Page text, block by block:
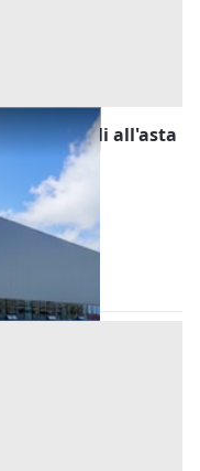
Industriali all'asta